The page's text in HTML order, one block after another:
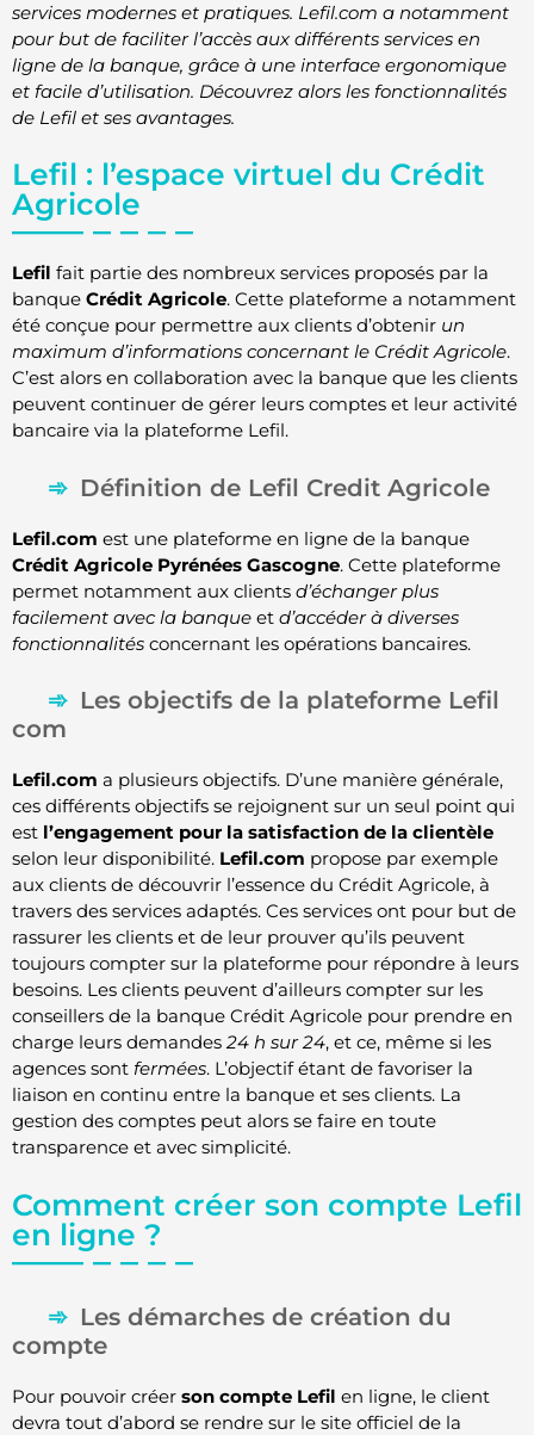
services modernes et pratiques. Lefil.com a notamment
pour but de faciliter l’accès aux différents services en
ligne de la banque, grâce à une interface ergonomique
et facile d’utilisation. Découvrez alors les fonctionnalités
de Lefil et ses avantages.
Lefil : l’espace virtuel du Crédit
Agricole
Lefil fait partie des nombreux services proposés par la
banque Crédit Agricole. Cette plateforme a notamment
été conçue pour permettre aux clients d’obtenir un
maximum d’informations concernant le Crédit Agricole.
C’est alors en collaboration avec la banque que les clients
peuvent continuer de gérer leurs comptes et leur activité
bancaire via la plateforme Lefil.
Définition de Lefil Credit Agricole
Lefil.com est une plateforme en ligne de la banque
Crédit Agricole Pyrénées Gascogne. Cette plateforme
permet notamment aux clients d’échanger plus
facilement avec la banque et d’accéder à diverses
fonctionnalités concernant les opérations bancaires.
Les objectifs de la plateforme Lefil
com
Lefil.com a plusieurs objectifs. D’une manière générale,
ces différents objectifs se rejoignent sur un seul point qui
est l’engagement pour la satisfaction de la clientèle
selon leur disponibilité. Lefil.com propose par exemple
aux clients de découvrir l’essence du Crédit Agricole, à
travers des services adaptés. Ces services ont pour but de
rassurer les clients et de leur prouver qu’ils peuvent
toujours compter sur la plateforme pour répondre à leurs
besoins. Les clients peuvent d’ailleurs compter sur les
conseillers de la banque Crédit Agricole pour prendre en
charge leurs demandes 24 h sur 24, et ce, même si les
agences sont fermées. L’objectif étant de favoriser la
liaison en continu entre la banque et ses clients. La
gestion des comptes peut alors se faire en toute
transparence et avec simplicité.
Comment créer son compte Lefil
en ligne ?
Les démarches de création du
compte
Pour pouvoir créer son compte Lefil en ligne, le client
devra tout d’abord se rendre sur le site officiel de la